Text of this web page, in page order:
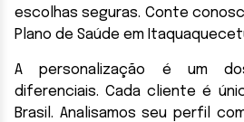
escolhas seguras. Conte
Plano de Saúde em
A personalização é um
diferenciais. Cada cliente é
Brasil. Analisamos seu perfil